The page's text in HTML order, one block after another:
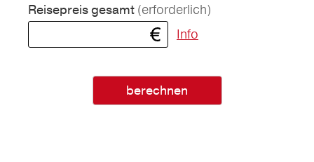
Reisepreis gesamt (erforderlich)
Info
berechnen